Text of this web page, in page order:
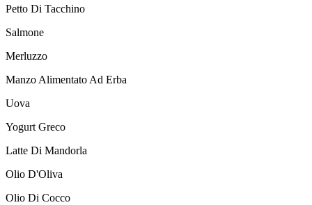
Pettо Di Tacchino
Salmone
Merluzzo
Manzo Alimentato Ad Erba
Uova
Yogurt Greco
Latte Di Mandorla
Olio D'Oliva
Olio Di Cocco